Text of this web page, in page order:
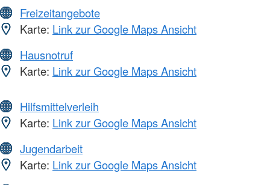
Freizeitangebote
Karte: Link zur Google Maps Ansicht
Hausnotruf
Karte: Link zur Google Maps Ansicht
Hilfsmittelverleih
Karte: Link zur Google Maps Ansicht
Jugendarbeit
Karte: Link zur Google Maps Ansicht